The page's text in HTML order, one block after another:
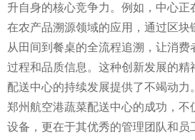
升自身的核心竞争力。例如，中心正
在农产品溯源领域的应用，通过区块
从田间到餐桌的全流程追溯，让消费
过程和品质信息。这种创新发展的精
配送中心的持续发展提供了不竭动力。
郑州航空港蔬菜配送中心的成功，不
设备，更在于其优秀的管理团队和员